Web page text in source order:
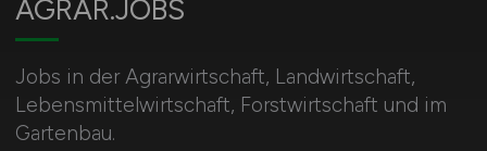
AGRAR.JOBS
Jobs in der Agrarwirtschaft, Landwirtschaft,
Lebensmittelwirtschaft, Forstwirtschaft und im
Gartenbau.